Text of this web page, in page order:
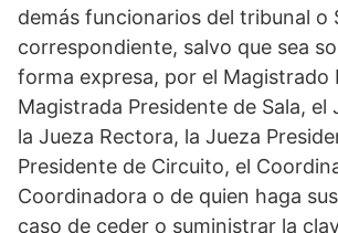
demás funcionarios del tribunal o
correspondiente, salvo que sea
forma expresa, por el Magistrado
Magistrada Presidente de Sala, el
la Jueza Rectora, la Jueza
Presidente de Circuito, el
Coordinadora o de quien haga
caso de ceder o suministrar la